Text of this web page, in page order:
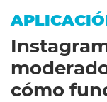
cómo